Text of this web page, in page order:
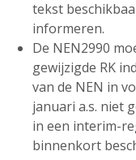
tekst
informeren.
De NEN2990
gewijzigde RK
van de NEN in
januari a.s. niet
in een interim-
binnenkort